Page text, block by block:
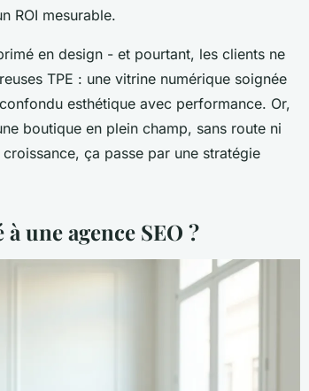
ROI mesurable.
en design - et pourtant, les clients ne
TPE : une vitrine numérique soignée
esthétique avec performance. Or,
boutique en plein champ, sans route ni
ça passe par une stratégie
une agence SEO ?